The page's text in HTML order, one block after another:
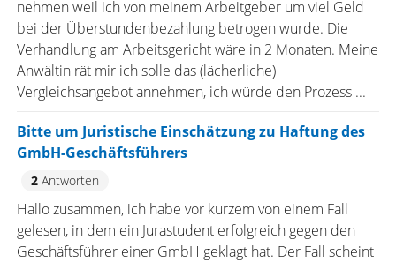
nehmen weil ich von meinem Arbeitgeber um viel Geld
bei der Überstundenbezahlung betrogen wurde. Die
Verhandlung am Arbeitsgericht wäre in 2 Monaten. Meine
Anwältin rät mir ich solle das (lächerliche)
Vergleichsangebot annehmen, ich würde den Prozess ...
Bitte um Juristische Einschätzung zu Haftung des
GmbH-Geschäftsführers
2Antworten
Hallo zusammen, ich habe vor kurzem von einem Fall
gelesen, in dem ein Jurastudent erfolgreich gegen den
Geschäftsführer einer GmbH geklagt hat. Der Fall scheint